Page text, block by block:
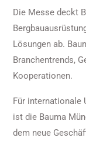
Die Messe deckt
Lösungen ab.
Branchentrends,
Kooperationen.
Für internationale
ist die Bauma
dem neue